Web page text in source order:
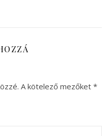
A kötelező mezőket *